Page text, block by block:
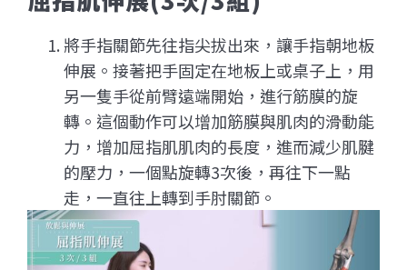
將手指關節先往指尖拔出來，讓手指朝地板
伸展。接著把手固定在地板上或桌子上，用
另一隻手從前臂遠端開始，進行筋膜的旋
轉。這個動作可以增加筋膜與肌肉的滑動能
力，增加屈指肌肌肉的長度，進而減少肌腱
的壓力，一個點旋轉3次後，再往下一點
走，一直往上轉到手肘關節。